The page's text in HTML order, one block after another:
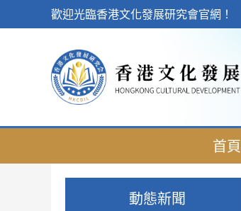
歡迎光臨香港文化發展研究會官網！
首頁
動態新聞